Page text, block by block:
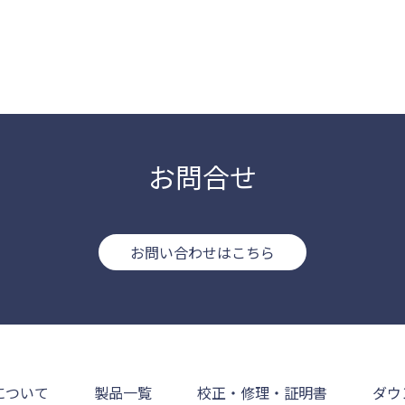
お問合せ
お問い合わせはこちら
ついて 製品一覧 校正・修理・証明書 ダ